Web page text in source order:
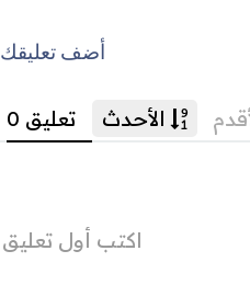
أضف تعليقك